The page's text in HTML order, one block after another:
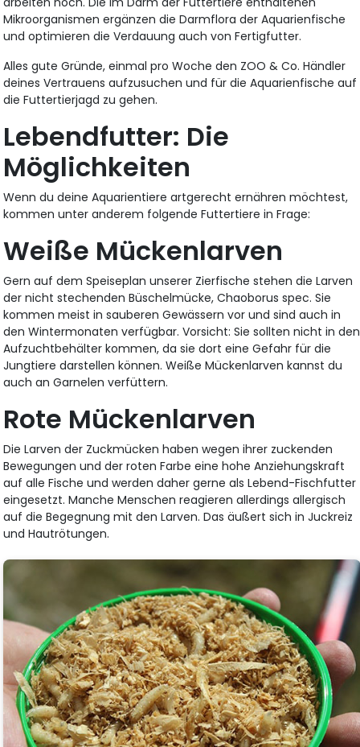
Mikroorganismen ergänzen die Darmflora der Aquarienfische
und optimieren die Verdauung auch von Fertigfutter.
Alles gute Gründe, einmal pro Woche den ZOO & Co. Händler
deines Vertrauens aufzusuchen und für die Aquarienfische auf
die Futtertierjagd zu gehen.
Lebendfutter: Die
Möglichkeiten
Wenn du deine Aquarientiere artgerecht ernähren möchtest,
kommen unter anderem folgende Futtertiere in Frage:
Weiße Mückenlarven
Gern auf dem Speiseplan unserer Zierfische stehen die Larven
der nicht stechenden Büschelmücke, Chaoborus spec. Sie
kommen meist in sauberen Gewässern vor und sind auch in
den Wintermonaten verfügbar. Vorsicht: Sie sollten nicht in den
Aufzuchtbehälter kommen, da sie dort eine Gefahr für die
Jungtiere darstellen können. Weiße Mückenlarven kannst du
auch an Garnelen verfüttern.
Rote Mückenlarven
Die Larven der Zuckmücken haben wegen ihrer zuckenden
Bewegungen und der roten Farbe eine hohe Anziehungskraft
auf alle Fische und werden daher gerne als Lebend-Fischfutter
eingesetzt. Manche Menschen reagieren allerdings allergisch
auf die Begegnung mit den Larven. Das äußert sich in Juckreiz
und Hautrötungen.